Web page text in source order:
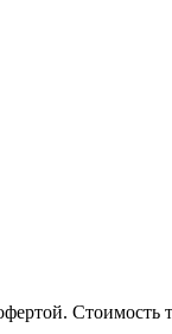
Стоимость